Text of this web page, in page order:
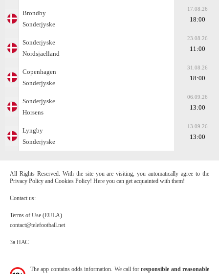
Brondby
Sonderjyske
17.08.26
18:00
Sonderjyske
Nordsjaelland
23.08.26
11:00
Copenhagen
Sonderjyske
31.08.26
18:00
Sonderjyske
Horsens
06.09.26
13:00
Lyngby
Sonderjyske
13.09.26
13:00
All Rights Reserved. With the site you are visiting, you automatically agree to the
Privacy Policy and Cookies Policy! Here you can get acquainted with them!
Contact us:
Terms of Use (EULA)
contact@telefootball.net
За НАС
The app contains odds information. We call forresponsible and reasonable